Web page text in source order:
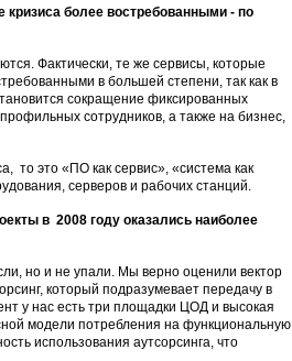
более востребованными - по
Фактически, те же сервисы, которые
в большей степени, так как в
сокращение фиксированных
сотрудников, а также на бизнес,
то это «ПО как сервис», «система как
серверов и рабочих станций.
в 2008 году оказались наиболее
но и не упали. Мы верно оценили вектор
который подразумевает передачу в
у нас есть три площадки ЦОД и высокая
модели потребления на функциональную
использования аутсорсинга, что